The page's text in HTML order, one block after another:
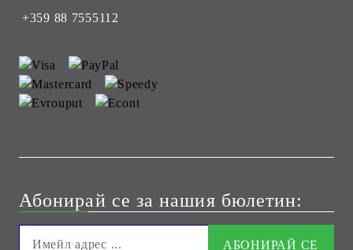
+359 88 7555112
Абонирай се за нашия бюлетин: